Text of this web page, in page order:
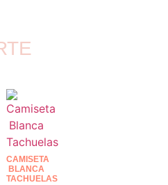
CAMISETA
BLANCA
TACHUELAS